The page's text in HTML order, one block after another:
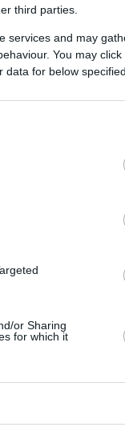
third parties.
services and may
You may
data for below
or Sharing
for which it
ότι η
και
στη
«kill switch»,
στα λογισμικά
οι οδηγοί